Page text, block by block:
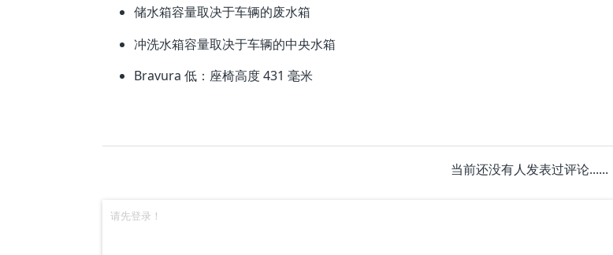
储水箱容量取决于车辆的废水箱
冲洗水箱容量取决于车辆的中央水箱
Bravura 低：座椅高度 431 毫米
当前还没有人发表过评论......